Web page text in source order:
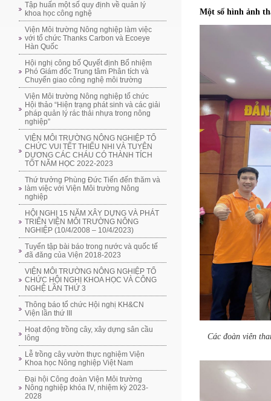
Tập huấn một số quy định về quản lý
khoa học công nghệ
Viện Môi trường Nông nghiệp làm việc
với tổ chức Thanks Carbon và Ecoeye
Hàn Quốc
Hội nghị công bố Quyết định Bổ nhiệm
Phó Giám đốc Trung tâm Phân tích và
Chuyển giao công nghệ môi trường
Viện Môi trường Nông nghiệp tổ chức
Hội thảo “Hiện trạng phát sinh và các giải
pháp quản lý rác thải nhựa trong nông
nghiệp”
VIỆN MÔI TRƯỜNG NÔNG NGHIỆP TỔ
CHỨC VUI TẾT THIẾU NHI VÀ TUYÊN
DƯƠNG CÁC CHÁU CÓ THÀNH TÍCH
TỐT NĂM HỌC 2022-2023
Thứ trưởng Phùng Đức Tiến đến thăm và
làm việc với Viện Môi trường Nông
nghiệp
HỘI NGHỊ 15 NĂM XÂY DỰNG VÀ PHÁT
TRIỂN VIỆN MÔI TRƯỜNG NÔNG
NGHIỆP (10/4/2008 – 10/4/2023)
Tuyển tập bài báo trong nước và quốc tế
đã đăng của Viện 2018-2023
VIỆN MÔI TRƯỜNG NÔNG NGHIỆP TỔ
CHỨC HỘI NGHỊ KHOA HỌC VÀ CÔNG
NGHỆ LẦN THỨ 3
Thông báo tổ chức Hội nghị KH&CN
Viện lần thứ III
Hoạt động trồng cây, xây dựng sân cầu
lông
Lễ trồng cây vườn thực nghiệm Viện
Khoa học Nông nghiệp Việt Nam
Đại hội Công đoàn Viện Môi trường
Nông nghiệp khóa IV, nhiệm kỳ 2023-
2028
Một số hình ảnh
Các đoàn viên